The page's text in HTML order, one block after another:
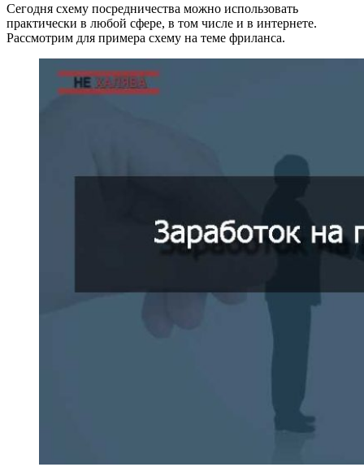
Сегодня схему посредничества можно использовать
практически в любой сфере, в том числе и в интернете.
Рассмотрим для примера схему на теме фриланса.